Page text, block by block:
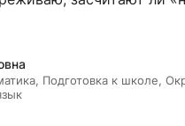
Подготовка к школе,